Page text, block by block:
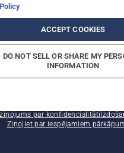
— 2022 Husqvarna AB
par konfidencialitāti
Ziņojiet par iespējamiem
ACCEPT COOKIES
DO NOT SELL OR SHARE MY
INFORMATION